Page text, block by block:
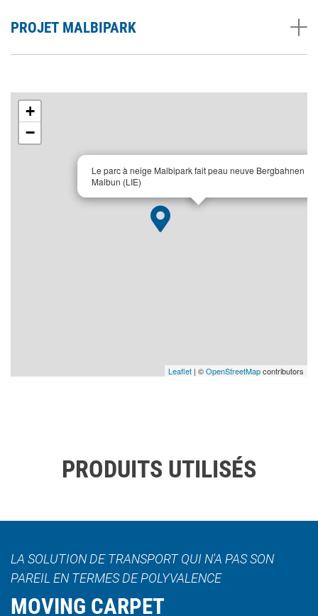
PROJET MALBIPARK
Le parc à neige Malbipark fait peau neuve Bergbahnen
Malbun (LIE)
+
−
Leaflet | ©OpenStreetMapcontributors
PRODUITS UTILISÉS
LA SOLUTION DE TRANSPORT QUI N'A PAS SON
PAREIL EN TERMES DE POLYVALENCE
MOVING CARPET